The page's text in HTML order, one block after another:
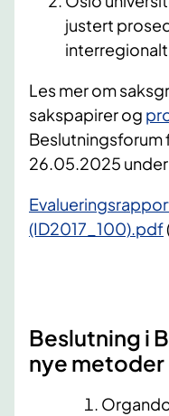
justert
​Les mer om
sakspapirer og
26.05.2025
(ID2017_100).pdf
Beslutning i
nye